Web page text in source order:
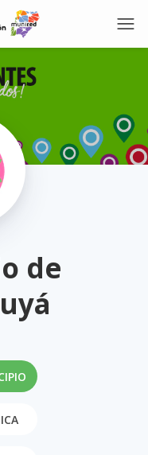
de